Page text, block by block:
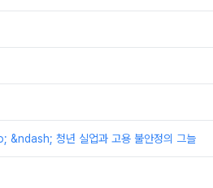
&ndash; 청년 실업과 고용 불안정의 그늘